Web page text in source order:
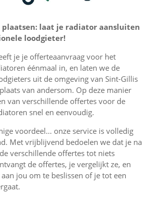
laat je radiator aansluiten
loodgieter!
je je offerteaanvraag voor het
éénmaal in, en laten we de
uit de omgeving van Sint-Gillis
van andersom. Op deze manier
van verschillende offertes voor de
snel en eenvoudig.
voordeel... onze service is volledig
Met vrijblijvend bedoelen we dat je na
verschillende offertes tot niets
de offertes, je vergelijkt ze, en
jou om te beslissen of je tot een